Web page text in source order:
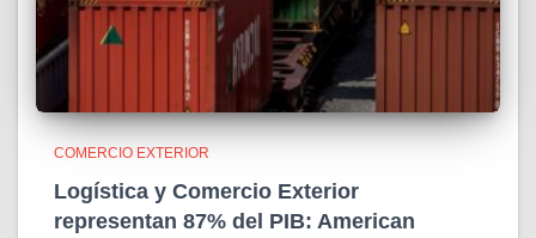
COMERCIO EXTERIOR
Logística y Comercio Exterior
representan 87% del PIB: American